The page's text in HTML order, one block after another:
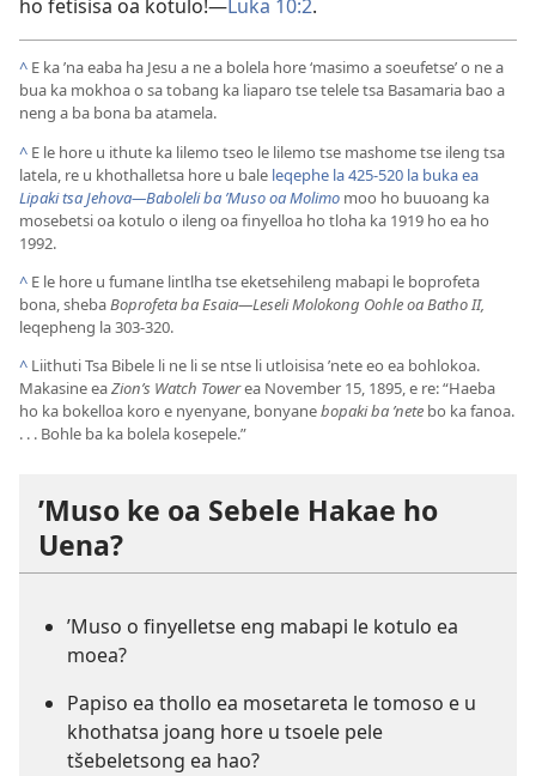
ho fetisisa oa kotulo!—Luka 10:2.
^ E ka ’na eaba ha Jesu a ne a bolela hore ‘masimo a soeufetse’ o ne a
bua ka mokhoa o sa tobang ka liaparo tse telele tsa Basamaria bao a
neng a ba bona ba atamela.
^ E le hore u ithute ka lilemo tseo le lilemo tse mashome tse ileng tsa
latela, re u khothalletsa hore u bale leqephe la 425-520 la buka ea
Lipaki tsa Jehova—Baboleli ba ’Muso oa Molimo moo ho buuoang ka
mosebetsi oa kotulo o ileng oa finyelloa ho tloha ka 1919 ho ea ho
1992.
^ E le hore u fumane lintlha tse eketsehileng mabapi le boprofeta
bona, shebaBoprofeta ba Esaia—Leseli Molokong Oohle oa Batho II,
leqepheng la 303-320.
^ Liithuti Tsa Bibele li ne li se ntse li utloisisa ’nete eo ea bohlokoa.
Makasine eaZion’s Watch Towerea November 15, 1895, e re: “Haeba
ho ka bokelloa koro e nyenyane, bonyanebopaki ba ’nete bo ka fanoa.
. . . Bohle ba ka bolela kosepele.”
’Muso ke oa Sebele Hakae ho
Uena?
’Muso o finyelletse eng mabapi le kotulo ea
moea?
Papiso ea thollo ea mosetareta le tomoso e u
khothatsa joang hore u tsoele pele
tšebeletsong ea hao?